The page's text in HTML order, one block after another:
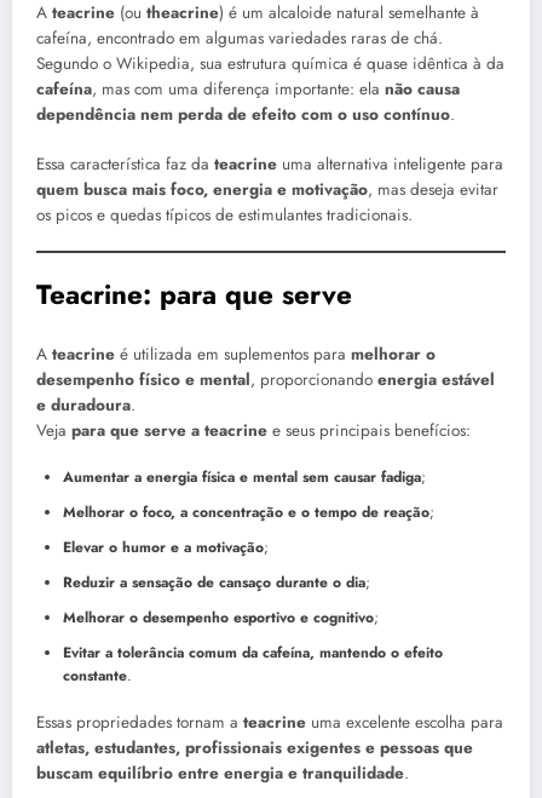
A teacrine (ou theacrine) é um alcaloide natural semelhante à
cafeína, encontrado em algumas variedades raras de chá.
Segundo o Wikipedia, sua estrutura química é quase idêntica à da
cafeína, mas com uma diferença importante: ela não causa
dependência nem perda de efeito com o uso contínuo.
Essa característica faz da teacrine uma alternativa inteligente para
quem busca mais foco, energia e motivação, mas deseja evitar
os picos e quedas típicos de estimulantes tradicionais.
Teacrine: para que serve
A teacrine é utilizada em suplementos para melhorar o
desempenho físico e mental, proporcionando energia estável
e duradoura.
Veja para que serve a teacrine e seus principais benefícios:
Aumentar a energia física e mental sem causar fadiga;
Melhorar o foco, a concentração e o tempo de reação;
Elevar o humor e a motivação;
Reduzir a sensação de cansaço durante o dia;
Melhorar o desempenho esportivo e cognitivo;
Evitar a tolerância comum da cafeína, mantendo o efeito
constante.
Essas propriedades tornam a teacrine uma excelente escolha para
atletas, estudantes, profissionais exigentes e pessoas que
buscam equilíbrio entre energia e tranquilidade.